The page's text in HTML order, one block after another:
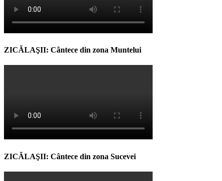
ZICĂLAŞII: Cântece din zona Muntelui
ZICĂLAŞII: Cântece din zona Sucevei